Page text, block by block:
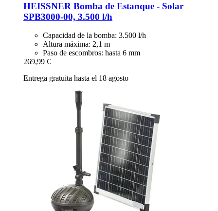
HEISSNER Bomba de Estanque -​ Solar
SPB3000-​00, 3.500 l/h
Capacidad de la bomba: 3.500 l/h
Altura máxima: 2,1 m
Paso de escombros: hasta 6 mm
269,99 €
Entrega gratuita hasta el 18 agosto